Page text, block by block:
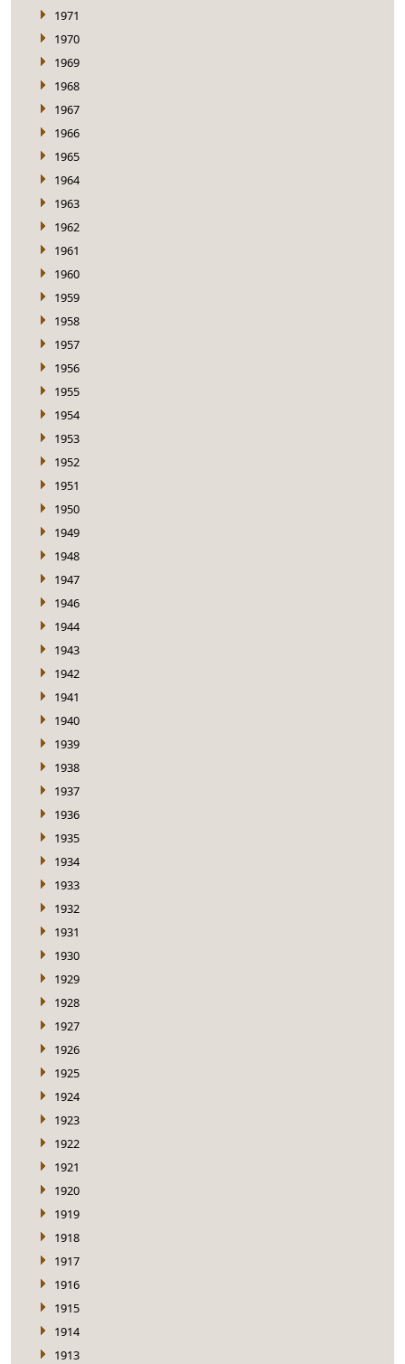
1971
1970
1969
1968
1967
1966
1965
1964
1963
1962
1961
1960
1959
1958
1957
1956
1955
1954
1953
1952
1951
1950
1949
1948
1947
1946
1944
1943
1942
1941
1940
1939
1938
1937
1936
1935
1934
1933
1932
1931
1930
1929
1928
1927
1926
1925
1924
1923
1922
1921
1920
1919
1918
1917
1916
1915
1914
1913